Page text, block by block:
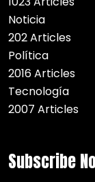
Noticia
202 Articles
Política
2016 Articles
Tecnología
2007 Articles
Subscribe